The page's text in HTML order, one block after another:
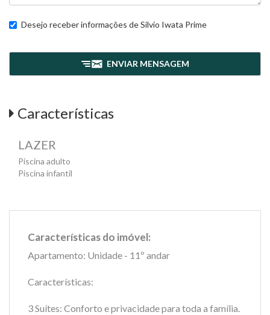
Desejo receber informações deSilvio Iwata Prime
ENVIAR MENSAGEM
Características
LAZER
Piscina adulto
Piscina infantil
Características do imóvel:
Apartamento: Unidade - 11º andar
Características:
3 Suítes: Conforto e privacidade para toda a família.